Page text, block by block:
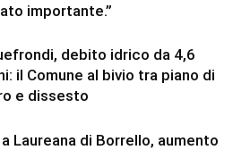
importante.”
debito idrico da 4,6
il Comune al bivio tra piano di
e dissesto
a Laureana di Borrello, aumento